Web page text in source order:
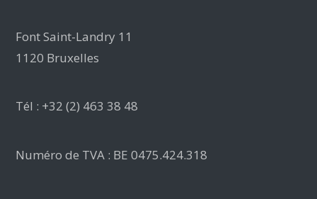
Font Saint-Landry 11
1120 Bruxelles
Tél : +32 (2) 463 38 48
Numéro de TVA : BE 0475.424.318